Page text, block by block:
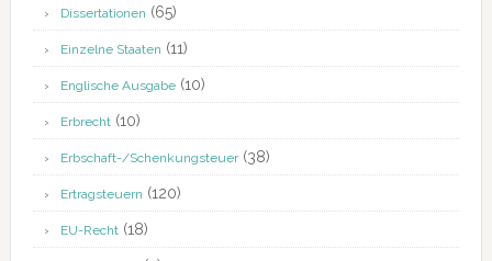
Dissertationen (65)
Einzelne Staaten (11)
Englische Ausgabe(10)
Erbrecht(10)
Erbschaft-/Schenkungsteuer(38)
Ertragsteuern (120)
EU-Recht(18)